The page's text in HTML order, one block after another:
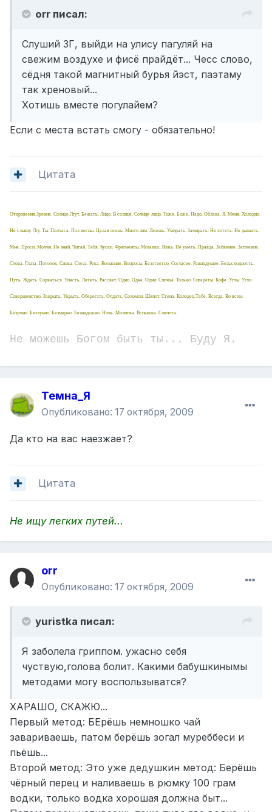
orr писал:
Слуший ЗГ, выйди на улису пагуляй на
свежим воздухе и фисё прайдёт... Чесс слово,
сёдня такой магнитный бурья йэст, паэтаму
так хреновый...
Хотишь вместе погулайем?
Если с места встать смогу - обязательно!
Цитата
Откровения.Зрение. Солнце.Лгут. Бежать. Лицо. В солнце. Солнце-лицо. Тоже. Боже. Надо. Облака. Я. Меня. Холодно.
Не слышу. Лгу. Ты. Полчаса. Пол весны. Целая осень. Много зим. Лжешь. Умирать. Замирать. Не хотеть. Не дышать.
Мне. Проси. Молчи. Не знай. Читай. Тебя. Куски. Фрагменты. Мозаика. Ложь. Не уметь. Правда. Забвение. Затмение.
Слова. Глаза. Потолок. Снова. Слеза. Река. Волнение. Вопросы. Безответно. Согласие. Равнодушие. Безысходность.
Путь. Ждать. Сорваться. Упасть. Лететь. Рассвет. Одно. Одна. Одни. Спичка. Только. Сигареты. Кофе. Углы. Угли.
Совершенство. Закрыть. Укрыть. Оберегать. Отдать. Соломон. Шепот. Стена. Колодец.Тебе. Всегда. Во всем.
Безумно. Безлунно. Безмерно. Безнадежно. Ночь. Молитва. Вспышка. Слепота.
Не можешь Богом быть ты... Буду Я.
Темна_Я
Опубликовано: 17 октября, 2009
Да кто на вас наезжает?
Цитата
Не ищу легких путей...
orr
Опубликовано: 17 октября, 2009
yuristka писал:
Я заболела гриппом. ужасно себя
чуствую,голова болит. Какими бабушкинымы
методами могу воспользыватся?
ХАРАШО, СКАЖЮ...
Первый метод: БЕрёшь немношко чай
завариваешь, патом берёшь зогал муреббеси и
пьёшь...
Второй метод: Это уже дедушкин метод: Берёшь
чёрный перец и наливаешь в рюмку 100 грам
водки, только водка хорошая должна быт...